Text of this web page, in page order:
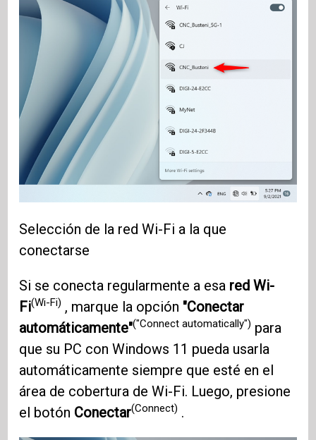
Selección de la red Wi-Fi a la que
conectarse
Si se conecta regularmente a esa red Wi-
Fi(Wi-Fi) , marque la opción "Conectar
automáticamente"("Connect automatically") para
que su PC con Windows 11 pueda usarla
automáticamente siempre que esté en el
área de cobertura de Wi-Fi. Luego, presione
el botón Conectar(Connect) .